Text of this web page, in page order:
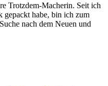
Trotzdem-Macherin. Seit ich
gepackt habe, bin ich zum
nach dem Neuen und